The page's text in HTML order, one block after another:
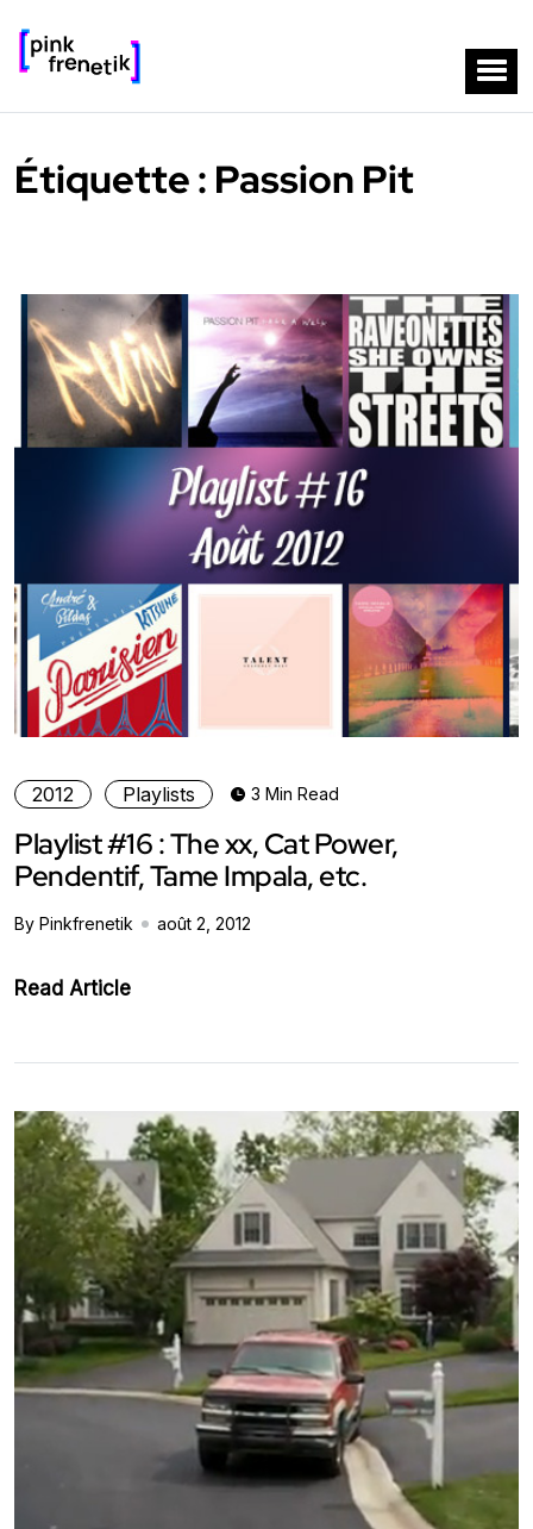
Étiquette : Passion Pit
2012 Playlists 3 Min Read
Playlist #16 : The xx, Cat Power,
Pendentif, Tame Impala, etc.
By Pinkfrenetik août 2, 2012
Read Article